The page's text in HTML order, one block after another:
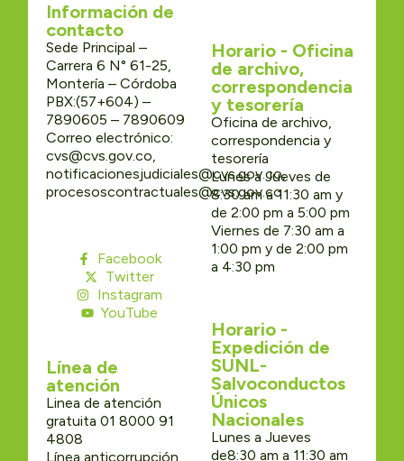
Información de
contacto
Sede Principal –
Carrera 6 N° 61-25,
Montería – Córdoba
PBX:(57+604) –
7890605 – 7890609
Correo electrónico:
cvs@cvs.gov.co,
notificacionesjudiciales@cvs.gov.co,
procesoscontractuales@cvs.gov.co
Facebook
Twitter
Instagram
YouTube
Línea de
atención
Linea de atención
gratuita 01 8000 91
4808
Línea anticorrupción
Horario - Oficina
de archivo,
correspondencia
y tesorería
Oficina de archivo,
correspondencia y
tesorería
Lunes a Jueves de
8:30 am a 11:30 am y
de 2:00 pm a 5:00 pm
Viernes de 7:30 am a
1:00 pm y de 2:00 pm
a 4:30 pm
Horario -
Expedición de
SUNL-
Salvoconductos
Únicos
Nacionales
Lunes a Jueves
de8:30 am a 11:30 am